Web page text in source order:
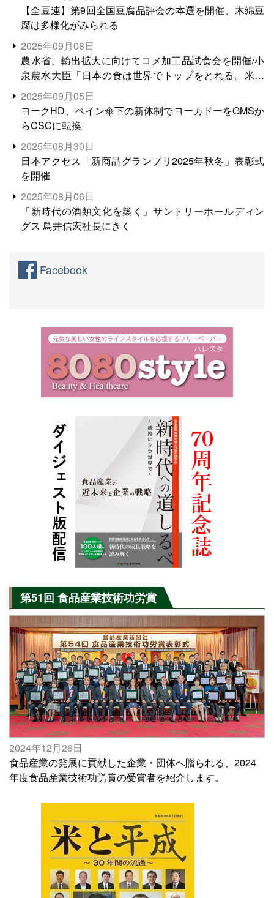
【全豆連】第9回全国豆腐品評会の本選を開催、木綿豆
腐は多様化がみられる
2025年09月08日
農水省、輸出拡大に向けてコメ加工品試食会を開催/小
泉農水大臣「日本の食は世界でトップをとれる。米増
産に向けて、米輸出需要の拡大を」
2025年09月05日
ヨークHD、ベイン傘下の新体制でヨーカドーをGMSか
らCSCに転換
2025年08月30日
日本アクセス「新商品グランプリ2025年秋冬」表彰式
を開催
2025年08月06日
「新時代の酒類文化を築く」サントリーホールディン
グス 鳥井信宏社長にきく
Facebook
第51回 食品産業技術功労賞
2024年12月26日
食品産業の発展に貢献した企業・団体へ贈られる、2024
年度食品産業技術功労賞の受賞者を紹介します。